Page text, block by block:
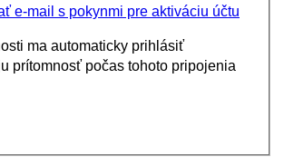
e-mail s pokynmi pre aktiváciu účtu
ma automaticky prihlásiť
prítomnosť počas tohoto pripojenia